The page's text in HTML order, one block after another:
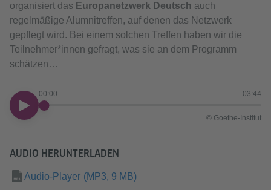
organisiert das Europanetzwerk Deutsch auch
regelmäßige Alumnitreffen, auf denen das Netzwerk
gepflegt wird. Bei einem solchen Treffen haben wir die
Teilnehmer*innen gefragt, was sie an dem Programm
schätzen…
00:00 03:44
00:00
© Goethe-Institut
AUDIO HERUNTERLADEN
Audio-Player (MP3, 9 MB)